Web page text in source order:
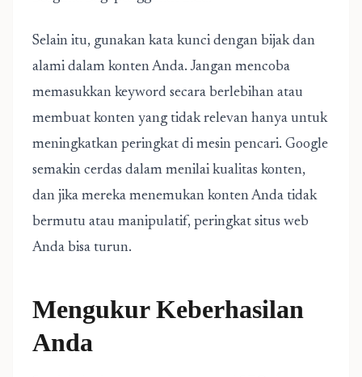
Selain itu, gunakan kata kunci dengan bijak dan
alami dalam konten Anda. Jangan mencoba
memasukkan keyword secara berlebihan atau
membuat konten yang tidak relevan hanya untuk
meningkatkan peringkat di mesin pencari. Google
semakin cerdas dalam menilai kualitas konten,
dan jika mereka menemukan konten Anda tidak
bermutu atau manipulatif, peringkat situs web
Anda bisa turun.
Mengukur Keberhasilan
Anda